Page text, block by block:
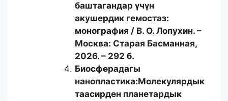
баштагандар үчүн
акушердик гемостаз:
монография / В. О. Лопухин. –
Москва: Старая Басманная,
2026. – 292 б.
Биосферадагы
нанопластика:Молекулярдык
таасирден планетардык